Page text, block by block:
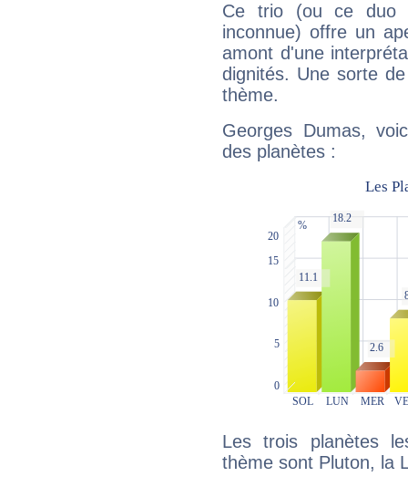
Ce trio (ou ce duo
inconnue) offre un
amont d'une
dignités. Une sorte
thème.
Georges Dumas,
des planètes :
Les trois planètes
thème sont Pluton, la